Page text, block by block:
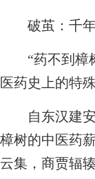
破茧：千
“药不到樟树
医药史上的特殊
自东汉建安
樟树的中医药
云集，商贾辐